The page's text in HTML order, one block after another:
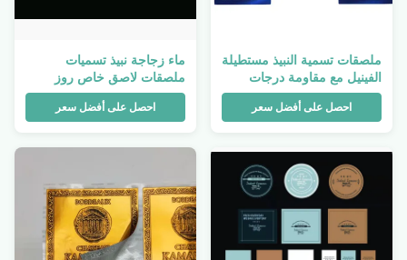
ملصقات تسمية النبيذ مستطيلة
الفينيل مع مقاومة درجات
الحرارة
احصل على أفضل سعر
ماء زجاجة نبيذ تسميات
ملصقات لاصق خاص روز
الأحمر
احصل على أفضل سعر